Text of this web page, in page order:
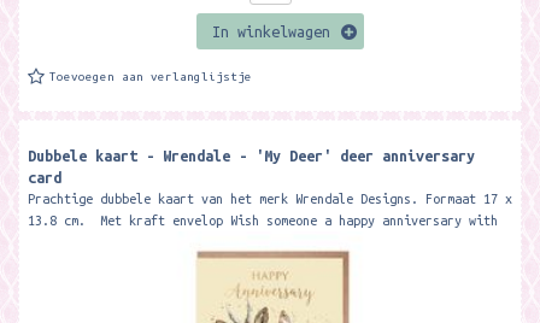
In winkelwagen
Toevoegen aan verlanglijstje
Dubbele kaart - Wrendale - 'My Deer' deer anniversary
card
Prachtige dubbele kaart van het merk Wrendale Designs. Formaat 17 x
13.8 cm. Met kraft envelop Wish someone a happy anniversary with